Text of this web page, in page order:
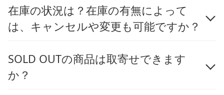
在庫の状況は？在庫の有無によって
は、キャンセルや変更も可能ですか？
SOLD OUTの商品は取寄せできます
か？